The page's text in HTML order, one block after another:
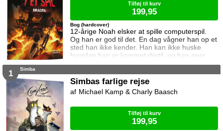
12-årige Noah elsker at spille computerspil.
Og han er god til det. En dag vågner han op et
sted han ikke kender. Han kan ikke huske
hvordan han er kommet dertil, og han aner
ikke hvordan han kommer hjem igen. Den
beskeder til ham. I denne bog vil uret have
ham til at nedkæmpe en drage. Kan Noah
det? Og hvad sker der hvis det mislykkes?
Bog (hardcover)
Tilføj til kurv
199,95
1 Simba
Simbas farlige rejse
Michael Kamp & Charly Baasch
Tilføj til kurv
199,95